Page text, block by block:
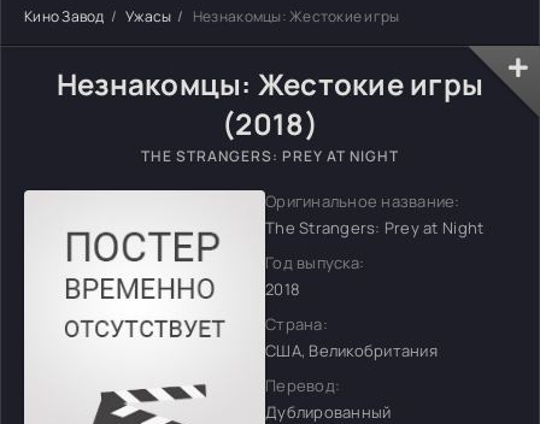
Кино Завод Ужасы Незнакомцы: Жестокие игры
Незнакомцы: Жестокие игры
(2018)
THE STRANGERS: PREY AT NIGHT
Оригинальное название:
The Strangers: Prey at Night
Год выпуска:
2018
Страна:
США, Великобритания
Перевод:
Дублированный